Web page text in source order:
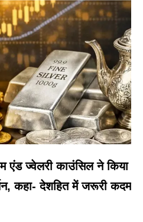
ज्वेलरी काउंसिल ने किया
कहा- देशहित में जरूरी कदम